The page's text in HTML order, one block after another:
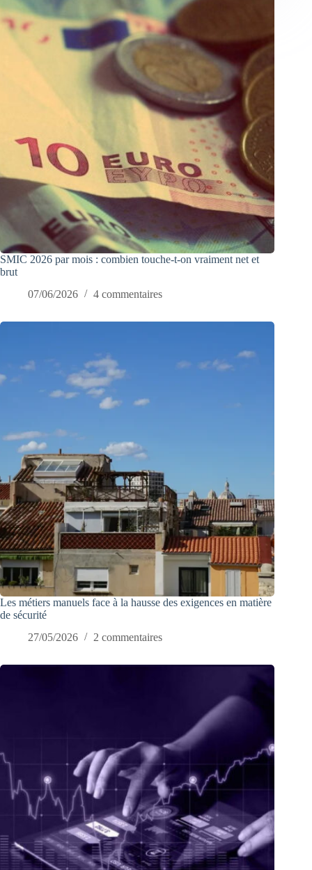
SMIC 2026 par mois : combien touche-t-on vraiment net et
brut
07/06/2026
4 commentaires
Les métiers manuels face à la hausse des exigences en matière
de sécurité
27/05/2026
2 commentaires